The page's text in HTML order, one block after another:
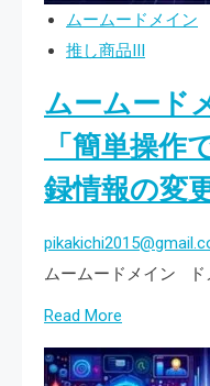
そ
ん
あ
な
の
全
力
ー
バ
を
変
更！
ム
ム
ド
メ
イ
ムームードメイン
推し商品III
ムームード
「簡単操作
録情報の変
ムームードメイン ド
Read More
more
about